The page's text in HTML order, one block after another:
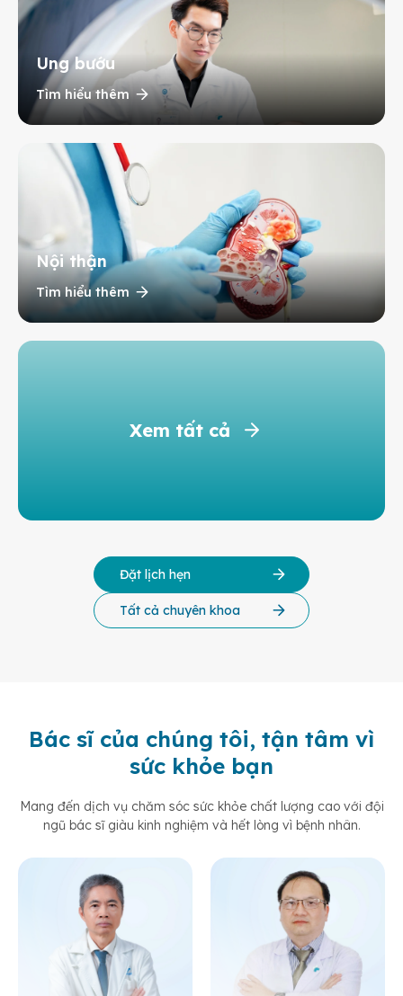
Ung bướu
Tìm hiểu thêm
Nội thận
Tìm hiểu thêm
Xem tất cả
Đặt lịch hẹn
Tất cả chuyên khoa
Bác sĩ của chúng tôi, tận tâm vì
sức khỏe bạn
Mang đến dịch vụ chăm sóc sức khỏe chất lượng cao với đội
ngũ bác sĩ giàu kinh nghiệm và hết lòng vì bệnh nhân.